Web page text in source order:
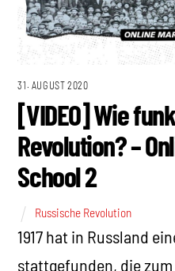
31. AUGUST 2020
[VIDEO] Wie
Revolution? –
School 2
Russische Revolution
1917 hat in Russland
stattgefunden, die zum